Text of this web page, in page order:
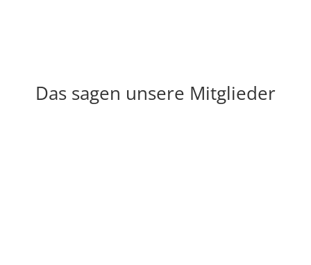
Das sagen unsere Mitglieder